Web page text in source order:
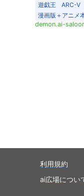
遊戯王 ARC-V
漫画版＋アニメ
demon.ai-
利用規約
ai広場につい